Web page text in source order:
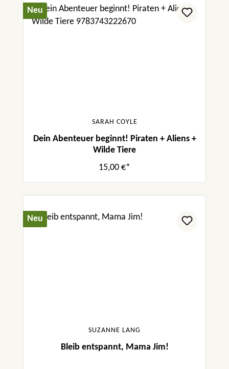
Neu
SARAH COYLE
Dein Abenteuer beginnt! Piraten + Aliens +
Wilde Tiere
15,00 €*
Neu
SUZANNE LANG
Bleib entspannt, Mama Jim!